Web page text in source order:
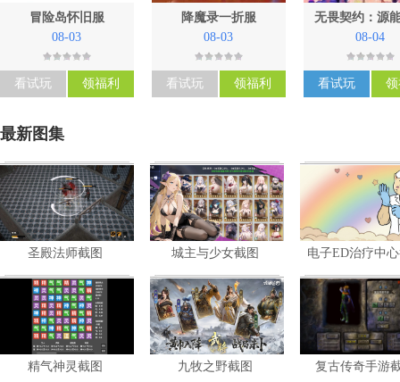
冒险岛怀旧服
08-03
看试玩 领福利
降魔录一折服
08-03
看试玩 领福利
无畏契约：源
08-04
看试玩
最新图集
暂未评星
角色扮演
7张
圣殿法师截图
暂未评星
策略
共5张
城主与少女截图 暂未评星
共 张
电子ED治疗中
暂未评星
精气神灵截图 九牧之野截图 暂未评星
复古传奇手游